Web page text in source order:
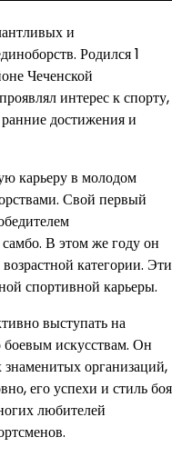
и
Родился 1
Чеченской
интерес к спорту,
достижения и
карьеру в молодом
Свой первый
В этом же году он
категории. Эти
спортивной карьеры.
выступать на
искусствам. Он
знаменитых организаций,
его успехи и стиль боя
любителей